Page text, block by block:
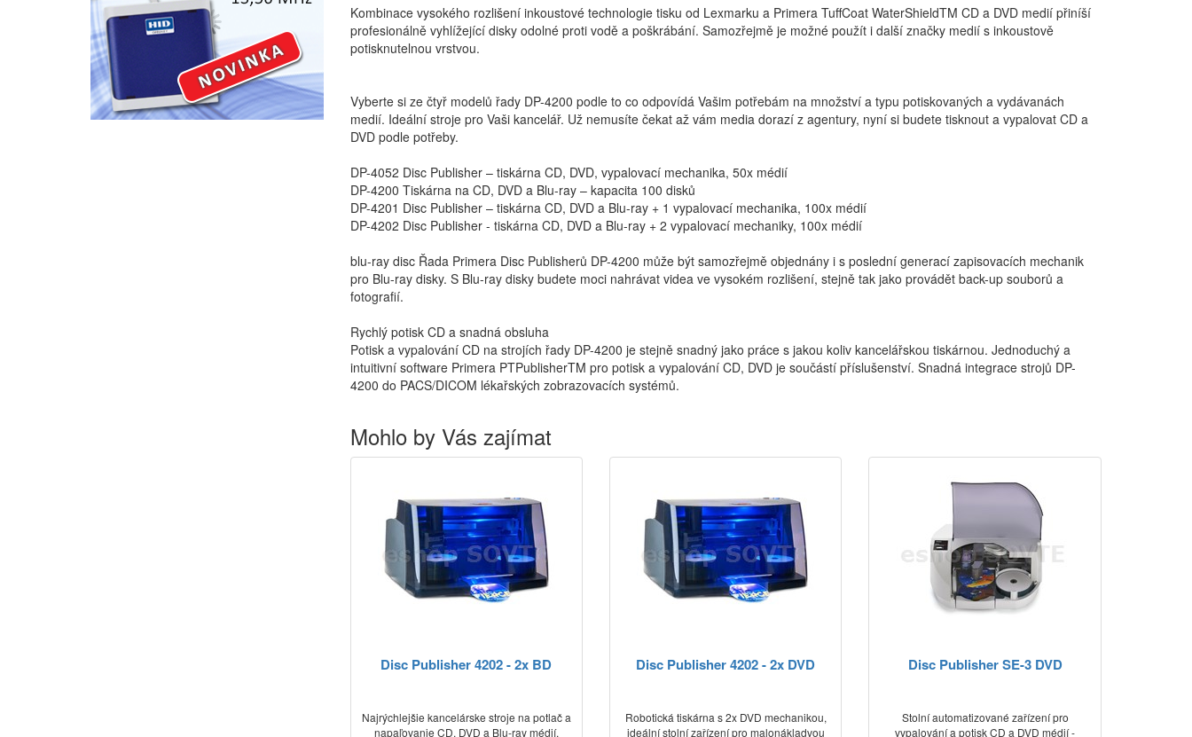
Kombinace vysokého rozlišení inkoustové technologie tisku od Lexmarku a Primera TuffCoat WaterShieldTM CD a DVD medií přiníší
profesionálně vyhlížející disky odolné proti vodě a poškrábání. Samozřejmě je možné použít i další značky medií s inkoustově
potisknutelnou vrstvou.
Vyberte si ze čtyř modelů řady DP-4200 podle to co odpovídá Vašim potřebám na množství a typu potiskovaných a vydávanách
medií. Ideální stroje pro Vaši kancelář. Už nemusíte čekat až vám media dorazí z agentury, nyní si budete tisknout a vypalovat CD a
DVD podle potřeby.
DP-4052 Disc Publisher – tiskárna CD, DVD, vypalovací mechanika, 50x médií
DP-4200 Tiskárna na CD, DVD a Blu-ray – kapacita 100 disků
DP-4201 Disc Publisher – tiskárna CD, DVD a Blu-ray + 1 vypalovací mechanika, 100x médií
DP-4202 Disc Publisher - tiskárna CD, DVD a Blu-ray + 2 vypalovací mechaniky, 100x médií
blu-ray disc Řada Primera Disc Publisherů DP-4200 může být samozřejmě objednány i s poslední generací zapisovacích mechanik
pro Blu-ray disky. S Blu-ray disky budete moci nahrávat videa ve vysokém rozlišení, stejně tak jako provádět back-up souborů a
fotografií.
Rychlý potisk CD a snadná obsluha
Potisk a vypalování CD na strojích řady DP-4200 je stejně snadný jako práce s jakou koliv kancelářskou tiskárnou. Jednoduchý a
intuitivní software Primera PTPublisherTM pro potisk a vypalování CD, DVD je součástí příslušenství. Snadná integrace strojů DP-
4200 do PACS/DICOM lékařských zobrazovacích systémů.
Mohlo by Vás zajímat
Disc Publisher 4202 - 2x BD
Najrýchlejšie kancelárske stroje na potlač a
napaľovanie CD, DVD a Blu-ray médií.
Disc Publisher 4202 - 2x DVD
Robotická tiskárna s 2x DVD mechanikou,
ideální stolní zařízení pro malonákladvou
Disc Publisher SE-3 DVD
Stolní automatizované zařízení pro
vypalování a potisk CD a DVD médií -